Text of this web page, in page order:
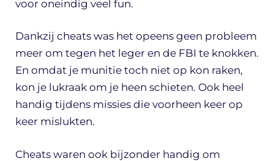
voor oneindig veel fun.
Dankzij cheats was het opeens geen probleem
meer om tegen het leger en de FBI te knokken.
En omdat je munitie toch niet op kon raken,
kon je lukraak om je heen schieten. Ook heel
handig tijdens missies die voorheen keer op
keer mislukten.
Cheats waren ook bijzonder handig om